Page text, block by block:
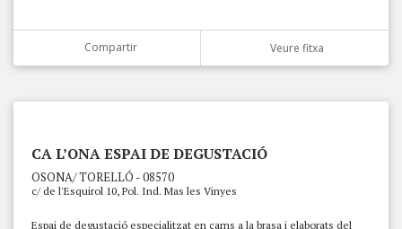
Compartir Veure fitxa
CA L’ONA ESPAI DE DEGUSTACIÓ
OSONA/ TORELLÓ - 08570
c/ de l'Esquirol 10, Pol. Ind. Mas les Vinyes
Espai de degustació especialitzat en carns a la brasa i elaborats del